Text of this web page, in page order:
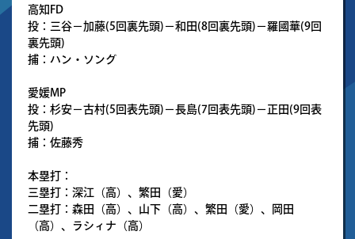
高知FD
投：三谷－加藤(5回裏先頭)－和田(8回裏先頭)－羅國華(9回
裏先頭)
捕：ハン・ソング
愛媛MP
投：杉安－古村(5回表先頭)－長島(7回表先頭)－正田(9回表
先頭)
捕：佐藤秀
本塁打：
三塁打：深江（高）、繁田（愛）
二塁打：森田（高）、山下（高）、繁田（愛）、岡田
（高）、ラシィナ（高）